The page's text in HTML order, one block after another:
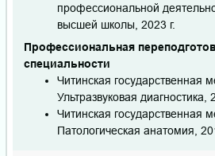
профессиональной
высшей школы, 2023 г.
Профессиональная
специальности
Читинская государственная
Ультразвуковая диагностика,
Читинская государственная
Патологическая анатомия,